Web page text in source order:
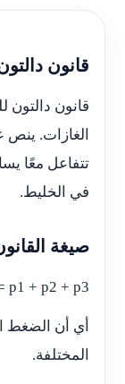
قانون
قانون
الغازات.
تتفاعل معًا
في الخليط.
صيغة
+ p2 + p3 + ...
أي أن الضغط
المختلفة.